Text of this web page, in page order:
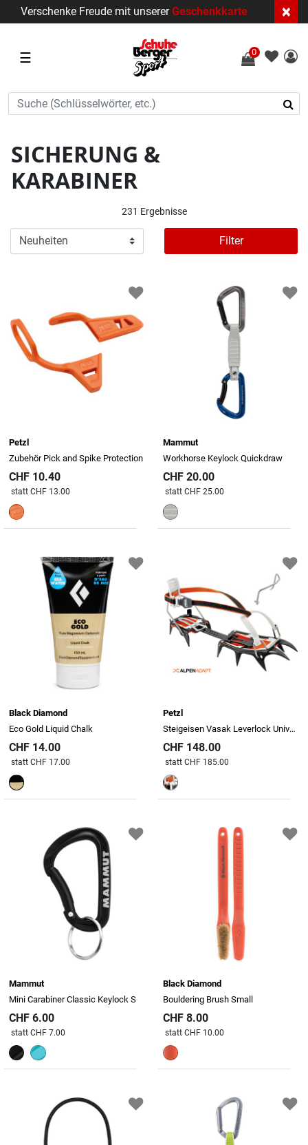
Verschenke Freude mit unsererGeschenkkarte ×
☰ 0
SICHERUNG &
KARABINER
231 Ergebnisse
Filter
Petzl
Zubehör Pick and Spike Protection
CHF 10.40
Preis reduziert von
statt CHF 13.00
Mammut
Workhorse Keylock Quickdraw
CHF 20.00
Preis reduziert von
statt CHF 25.00
Black Diamond
Eco Gold Liquid Chalk
CHF 14.00
Preis reduziert von
statt CHF 17.00
Petzl
Steigeisen Vasak Leverlock Universel
CHF 148.00
Preis reduziert von
statt CHF 185.00
Mammut
Mini Carabiner Classic Keylock S
CHF 6.00
Preis reduziert von
statt CHF 7.00
Black Diamond
Bouldering Brush Small
CHF 8.00
Preis reduziert von
statt CHF 10.00